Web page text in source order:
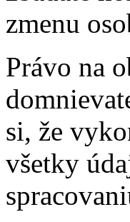
zmenu
Právo na
si, že
všetky